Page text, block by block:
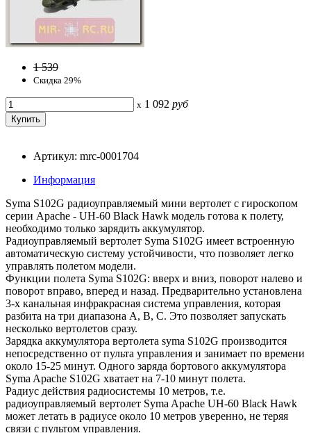
1 539
Скидка 29%
x 1 092 руб
Артикул: mrc-0001704
Информация
Syma S102G радиоуправляемый мини вертолет c гироскопом
серии Apache - UH-60 Black Hawk модель готова к полету,
необходимо только зарядить аккумулятор.
Радиоуправляемый вертолет Syma S102G имеет встроенную
автоматическую систему устойчивости, что позволяет легко
управлять полетом модели.
Функции полета Syma S102G: вверх и вниз, поворот налево и
поворот вправо, вперед и назад. Предварительно установлена
3-х канальная инфракрасная система управления, которая
разбита на три диапазона A, B, C. Это позволяет запускать
несколько вертолетов сразу.
Зарядка аккумулятора вертолета syma S102G производится
непосредственно от пульта управления и занимает по времени
около 15-25 минут. Одного заряда бортового аккумулятора
Syma Apache S102G хватает на 7-10 минут полета.
Радиус действия радиосистемы 10 метров, т.е.
радиоуправляемый вертолет Syma Apache UH-60 Black Hawk
может летать в радиусе около 10 метров уверенно, не теряя
связи с пультом управления.